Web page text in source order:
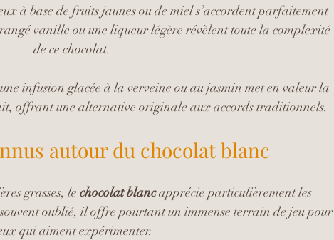
à base de fruits jaunes ou de miel s’accordent parfaitement
vanille ou une liqueur légère révèlent toute la complexité
de ce chocolat.
infusion glacée à la verveine ou au jasmin met en valeur la
offrant une alternative originale aux accords traditionnels.
autour du chocolat blanc
grasses, le chocolat blanc apprécie particulièrement les
oublié, il offre pourtant un immense terrain de jeu pour
qui aiment expérimenter.